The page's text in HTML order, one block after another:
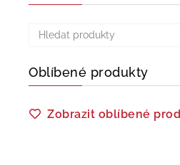
Oblíbené produkty
Zobrazit oblíbené